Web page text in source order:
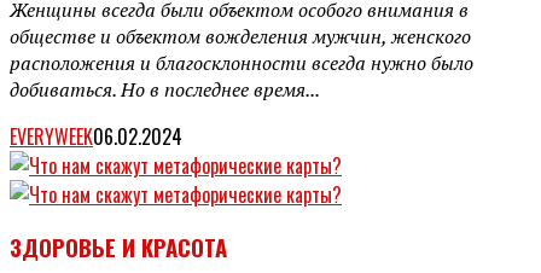
Женщины всегда были объектом особого внимания в
обществе и объектом вожделения мужчин, женского
расположения и благосклонности всегда нужно было
добиваться. Но в последнее время...
EVERYWEEK06.02.2024
ЗДОРОВЬЕ И КРАСОТА